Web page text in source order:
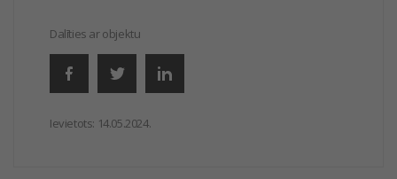
Dalīties ar objektu
Ievietots: 14.05.2024.